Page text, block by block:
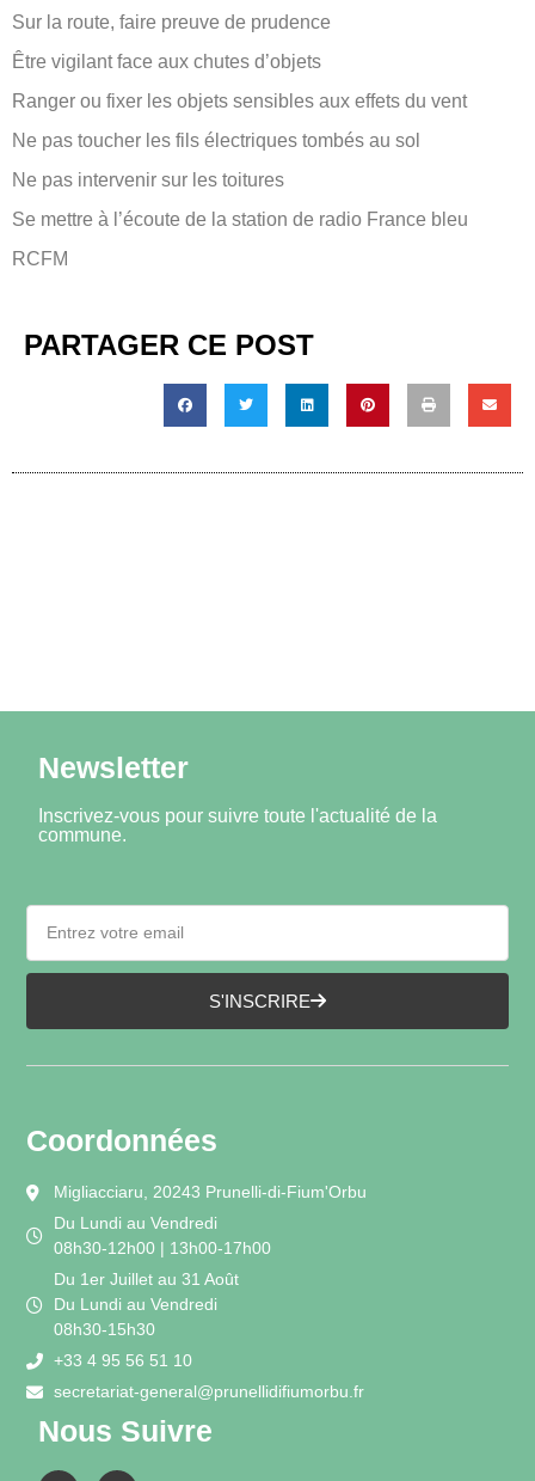
Sur la route, faire preuve de prudence
Être vigilant face aux chutes d’objets
Ranger ou fixer les objets sensibles aux effets du vent
Ne pas toucher les fils électriques tombés au sol
Ne pas intervenir sur les toitures
Se mettre à l’écoute de la station de radio France bleu
RCFM
PARTAGER CE POST
Newsletter
Inscrivez-vous pour suivre toute l'actualité de la
commune.
S'INSCRIRE
Coordonnées
Migliacciaru, 20243 Prunelli-di-Fium'Orbu
Du Lundi au Vendredi
08h30-12h00 | 13h00-17h00
Du 1er Juillet au 31 Août
Du Lundi au Vendredi
08h30-15h30
+33 4 95 56 51 10
secretariat-general@prunellidifiumorbu.fr
Nous Suivre